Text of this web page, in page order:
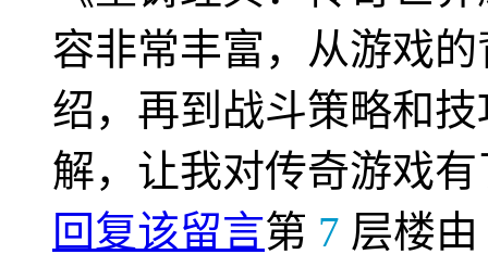
容非常丰富，从游戏
绍，再到战斗策略和
解，让我对传奇游戏
回复该留言第 7 层楼由